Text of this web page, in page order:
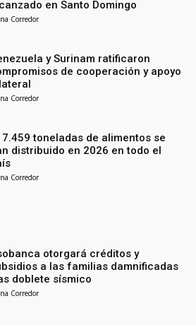
en Santo Domingo
Corredor
y Surinam ratificaron
de cooperación y apoyo
Corredor
toneladas de alimentos se
distribuido en 2026 en todo el
Corredor
otorgará créditos y
a las familias damnificadas
doblete sísmico
Corredor